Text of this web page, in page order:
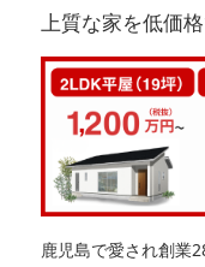
上質な家を低価
鹿児島で愛され創業